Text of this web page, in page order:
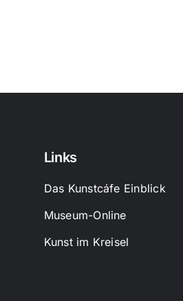
Links
Das Kunstcáfe Einblick
Museum-Online
Kunst im Kreisel